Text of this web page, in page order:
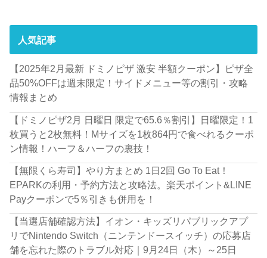
人気記事
【2025年2月最新 ドミノピザ 激安 半額クーポン】ピザ全
品50%OFFは週末限定！サイドメニュー等の割引・攻略
情報まとめ
【ドミノピザ2月 日曜日 限定で65.6％割引】日曜限定！1
枚買うと2枚無料！Mサイズを1枚864円で食べれるクーポ
ン情報！ハーフ＆ハーフの裏技！
【無限くら寿司】やり方まとめ 1日2回 Go To Eat！
EPARKの利用・予約方法と攻略法。楽天ポイント&LINE
Payクーポンで5％引きも併用を！
【当選店舗確認方法】イオン・キッズリパブリックアプ
リでNintendo Switch（ニンテンドースイッチ）の応募店
舗を忘れた際のトラブル対応｜9月24日（木）～25日